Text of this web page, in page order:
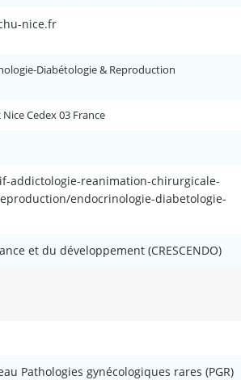
nice.fr
Diabétologie & Reproduction
Cedex 03 France
addictologie-reanimation-chirurgicale-
endocrinologie-diabetologie-
et du développement (CRESCENDO)
Pathologies gynécologiques rares (PGR)